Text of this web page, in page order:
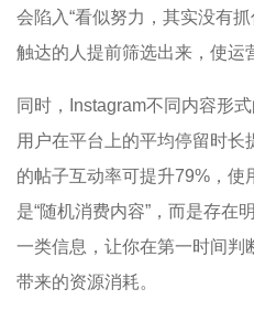
会陷入“看似努力，其实没有
触达的人提前筛选出来，使运
同时，Instagram不同内容形
用户在平台上的平均停留时
的帖子互动率可提升79%，
是“随机消费内容”，而是存在
一类信息，让你在第一时间判
带来的资源消耗。